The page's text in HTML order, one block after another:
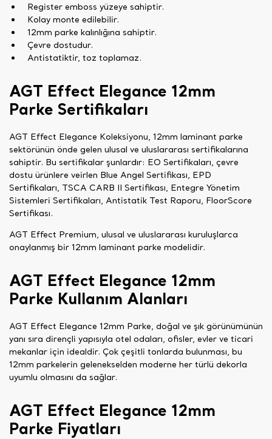
Register emboss yüzeye sahiptir.
Kolay monte edilebilir.
12mm parke kalınlığına sahiptir.
Çevre dostudur.
Antistatiktir, toz toplamaz.
AGT Effect Elegance 12mm
Parke Sertifikaları
AGT Effect Elegance Koleksiyonu, 12mm laminant parke
sektörünün önde gelen ulusal ve uluslararası sertifikalarına
sahiptir. Bu sertifikalar şunlardır: EO Sertifikaları, çevre
dostu ürünlere veirlen Blue Angel Sertifikası, EPD
Sertifikaları, TSCA CARB II Sertifikası, Entegre Yönetim
Sistemleri Sertifikaları, Antistatik Test Raporu, FloorScore
Sertifikası.
AGT Effect Premium, ulusal ve uluslararası kuruluşlarca
onaylanmış bir 12mm laminant parke modelidir.
AGT Effect Elegance 12mm
Parke Kullanım Alanları
AGT Effect Elegance 12mm Parke, doğal ve şık görünümünün
yanı sıra dirençli yapısıyla otel odaları, ofisler, evler ve ticari
mekanlar için idealdir. Çok çeşitli tonlarda bulunması, bu
12mm parkelerin gelenekselden moderne her türlü dekorla
uyumlu olmasını da sağlar.
AGT Effect Elegance 12mm
Parke Fiyatları